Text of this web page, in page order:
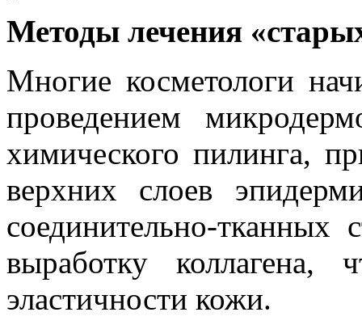
Методы лечения
Многие косметологи
проведением
химического пилинга,
верхних слоев
соединительно-тканных
выработку коллагена,
эластичности кожи.